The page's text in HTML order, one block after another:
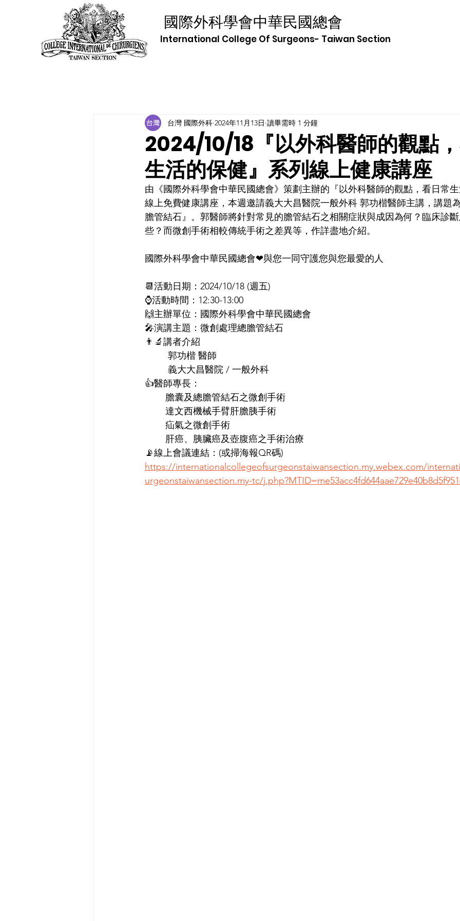
國際外科學會中華民國總會
International College Of Surgeons- Taiwan Section
2024/10/18『以外科醫師的觀點
生活的保健』系列線上健康講座
台灣 國際外科 2024年11月13日 讀畢需時 1 分鐘
由《國際外科學會中華民國總會》策劃主辦的『以外科醫師的觀點，看日常
線上免費健康講座，本週邀請義大大昌醫院一般外科 郭功楷醫師主講，講題
膽管結石』。郭醫師將針對常見的膽管結石之相關症狀與成因為何？臨床診
些？而微創手術相較傳統手術之差異等，作詳盡地介紹。
國際外科學會中華民國總會❤與您一同守護您與您最愛的人
📆活動日期：2024/10/18 (週五)
⌚活動時間：12:30-13:00
🙌主辦單位：國際外科學會中華民國總會
🎤演講主題：微創處理總膽管結石
👨‍🔬講者介紹
         郭功楷 醫師
         義大大昌醫院 / 一般外科
👍醫師專長：
        膽囊及總膽管結石之微創手術
        達文西機械手臂肝膽胰手術
        疝氣之微創手術
        肝癌、胰臟癌及壺腹癌之手術治療
📡線上會議連結：(或掃海報QR碼)
https://internationalcollegeofsurgeonstaiwansection.my.webex.com/
urgeonstaiwansection.my-tc/